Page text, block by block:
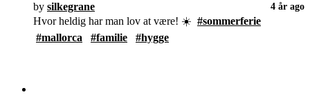
by silkegrane 4 år ago
Hvor heldig har man lov at være! ☀️ #sommerferie
#mallorca
#familie #hygge